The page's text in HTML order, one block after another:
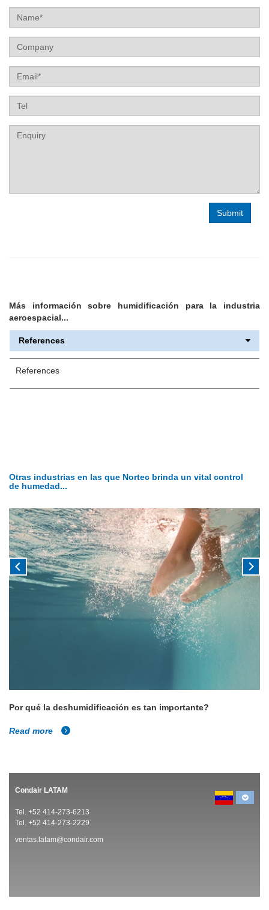
Name
Company
Email
Tel
Label
Más información sobre humidificación para la industria
aeroespacial...
References
References
Otras industrias en las que Nortec brinda un vital control
de humedad...
Por qué la deshumidificación es tan importante?
Read more
Condair LATAM
Tel. +52 414-273-6213
Tel. +52 414-273-2229
ventas.latam@condair.com